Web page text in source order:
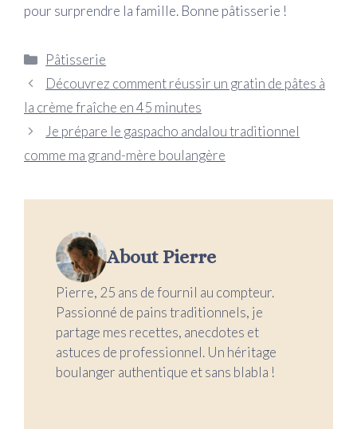
pour surprendre la famille. Bonne pâtisserie !
Catégories
Pâtisserie
Découvrez comment réussir un gratin de pâtes à
la crème fraîche en 45 minutes
Je prépare le gaspacho andalou traditionnel
comme ma grand-mère boulangère
About Pierre
Pierre, 25 ans de fournil au compteur.
Passionné de pains traditionnels, je
partage mes recettes, anecdotes et
astuces de professionnel. Un héritage
boulanger authentique et sans blabla !